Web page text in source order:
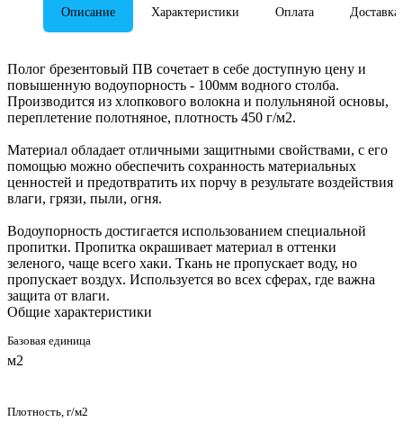
Описание Характеристики Оплата Доставка
Полог брезентовый ПВ сочетает в себе доступную цену и
повышенную водоупорность - 100мм водного столба.
Производится из хлопкового волокна и полульняной основы,
переплетение полотняное, плотность 450 г/м2.
Материал обладает отличными защитными свойствами, с его
помощью можно обеспечить сохранность материальных
ценностей и предотвратить их порчу в результате воздействия
влаги, грязи, пыли, огня.
Водоупорность достигается использованием специальной
пропитки. Пропитка окрашивает материал в оттенки
зеленого, чаще всего хаки. Ткань не пропускает воду, но
пропускает воздух. Используется во всех сферах, где важна
защита от влаги.
Общие характеристики
Базовая единица
м2
Плотность, г/м2